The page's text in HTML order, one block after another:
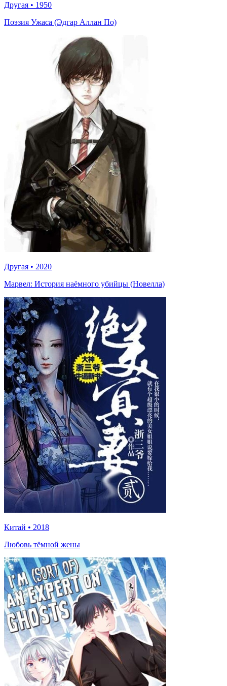
Другая • 1950
Поэзия Ужаса (Эдгар Аллан По)
Другая • 2020
Марвел: История наёмного убийцы (Новелла)
Китай • 2018
Любовь тёмной жены